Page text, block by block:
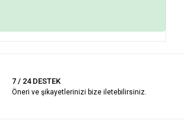
7 / 24 DESTEK
Öneri ve şikayetlerinizi bize iletebilirsiniz.